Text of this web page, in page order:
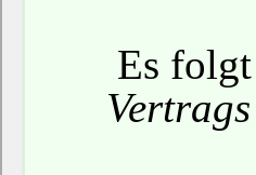
Es
Vertrags